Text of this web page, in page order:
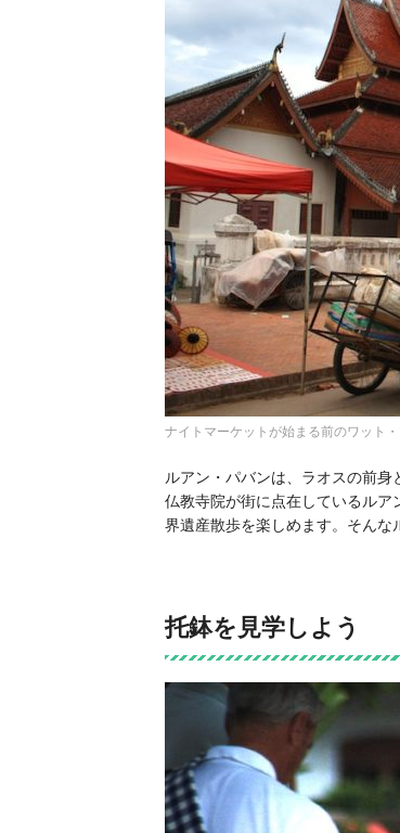
ナイトマーケットが始まる前のワット
ルアン・パバンは、ラオスの前
仏教寺院が街に点在しているル
界遺産散歩を楽しめます。そんな
托鉢を見学しよう